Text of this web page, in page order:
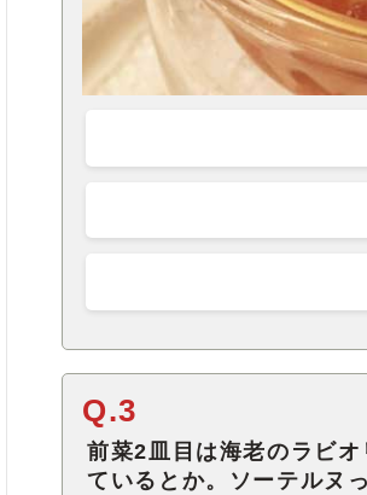
Q.3
前菜2皿目は海老のラビ
ているとか。ソーテルヌ